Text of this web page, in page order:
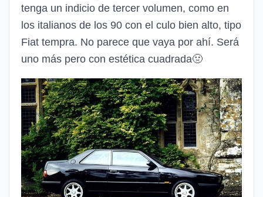
tenga un indicio de tercer volumen, como en
los italianos de los 90 con el culo bien alto, tipo
Fiat tempra. No parece que vaya por ahí. Será
uno más pero con estética cuadrada🤢